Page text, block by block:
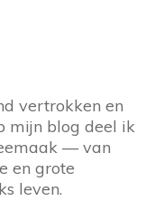
vertrokken en
mijn blog deel ik
— van
en grote
leven.